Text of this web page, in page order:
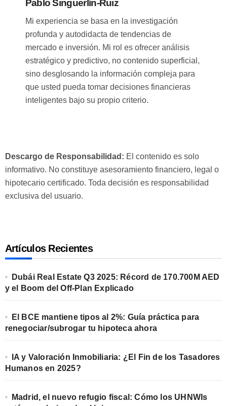
Pablo Singuerlín-Ruiz
Mi experiencia se basa en la investigación
profunda y autodidacta de tendencias de
mercado e inversión. Mi rol es ofrecer análisis
estratégico y predictivo, no contenido superficial,
sino desglosando la información compleja para
que usted pueda tomar decisiones financieras
inteligentes bajo su propio criterio.
Descargo de Responsabilidad: El contenido es solo
informativo. No constituye asesoramiento financiero, legal o
hipotecario certificado. Toda decisión es responsabilidad
exclusiva del usuario.
Artículos Recientes
Dubái Real Estate Q3 2025: Récord de 170.700M AED
y el Boom del Off-Plan Explicado
El BCE mantiene tipos al 2%: Guía práctica para
renegociar/subrogar tu hipoteca ahora
IA y Valoración Inmobiliaria: ¿El Fin de los Tasadores
Humanos en 2025?
Madrid, el nuevo refugio fiscal: Cómo los UHNWIs